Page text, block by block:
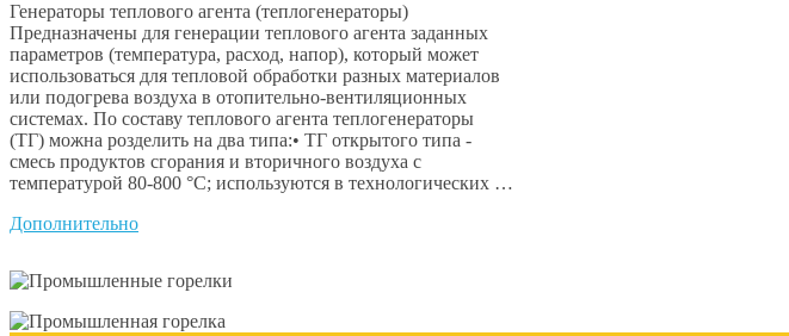
Генераторы теплового агента (теплогенераторы)
Предназначены для генерации теплового агента заданных
параметров (температура, расход, напор), который может
использоваться для тепловой обработки разных материалов
или подогрева воздуха в отопительно-вентиляционных
системах. По составу теплового агента теплогенераторы
(ТГ) можна розделить на два типа:• ТГ открытого типа -
смесь продуктов сгорания и вторичного воздуха с
температурой 80-800 °С; используются в технологических …
Дополнительно